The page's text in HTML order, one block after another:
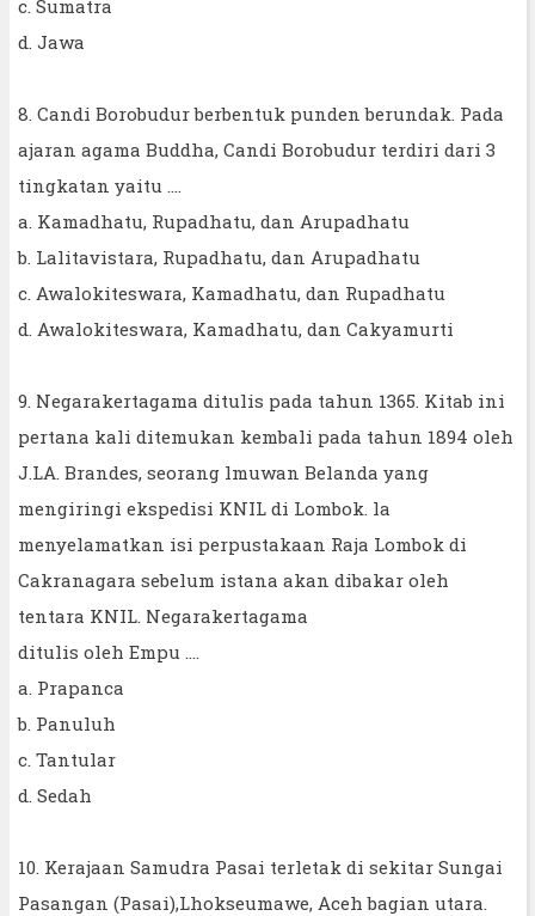
c. Sumatra
d. Jawa
8. Candi Borobudur berbentuk punden berundak. Pada
ajaran agama Buddha, Candi Borobudur terdiri dari 3
tingkatan yaitu ....
a. Kamadhatu, Rupadhatu, dan Arupadhatu
b. Lalitavistara, Rupadhatu, dan Arupadhatu
c. Awalokiteswara, Kamadhatu, dan Rupadhatu
d. Awalokiteswara, Kamadhatu, dan Cakyamurti
9. Negarakertagama ditulis pada tahun 1365. Kitab ini
pertana kali ditemukan kembali pada tahun 1894 oleh
J.LA. Brandes, seorang lmuwan Belanda yang
mengiringi ekspedisi KNIL di Lombok. la
menyelamatkan isi perpustakaan Raja Lombok di
Cakranagara sebelum istana akan dibakar oleh
tentara KNIL. Negarakertagama
ditulis oleh Empu ....
a. Prapanca
b. Panuluh
c. Tantular
d. Sedah
10. Kerajaan Samudra Pasai terletak di sekitar Sungai
Pasangan (Pasai),Lhokseumawe, Aceh bagian utara.